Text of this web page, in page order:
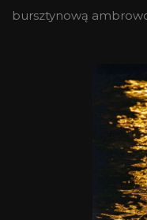
bursztynową